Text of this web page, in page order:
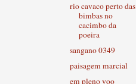
rio cavaco perto das
bimbas no
cacimbo da
poeira
sangano 0349
paisagem marcial
em pleno voo